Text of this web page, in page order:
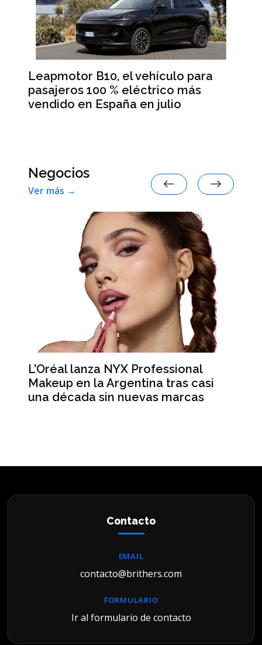
Leapmotor B10, el vehículo para
pasajeros 100 % eléctrico más
vendido en España en julio
Negocios
Ver más →
L’Oréal lanza NYX Professional
Makeup en la Argentina tras casi
una década sin nuevas marcas
Contacto
EMAIL
contacto@brithers.com
FORMULARIO
Ir al formulario de contacto